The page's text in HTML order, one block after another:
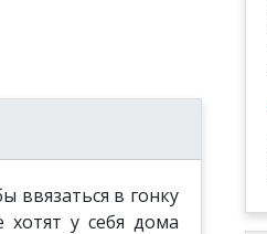
ввязаться в гонку
у себя дома